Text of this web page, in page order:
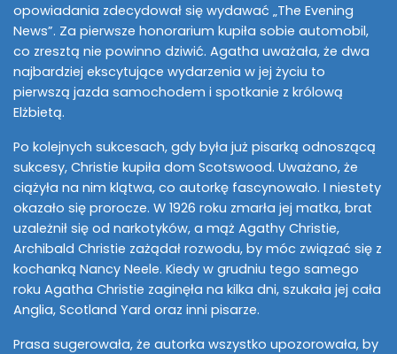
opowiadania zdecydował się wydawać „The Evening
News”. Za pierwsze honorarium kupiła sobie automobil,
co zresztą nie powinno dziwić. Agatha uważała, że dwa
najbardziej ekscytujące wydarzenia w jej życiu to
pierwszą jazda samochodem i spotkanie z królową
Elżbietą.
Po kolejnych sukcesach, gdy była już pisarką odnoszącą
sukcesy, Christie kupiła dom Scotswood. Uważano, że
ciążyła na nim klątwa, co autorkę fascynowało. I niestety
okazało się prorocze. W 1926 roku zmarła jej matka, brat
uzależnił się od narkotyków, a mąż Agathy Christie,
Archibald Christie zażądał rozwodu, by móc związać się z
kochanką Nancy Neele. Kiedy w grudniu tego samego
roku Agatha Christie zaginęła na kilka dni, szukała jej cała
Anglia, Scotland Yard oraz inni pisarze.
Prasa sugerowała, że autorka wszystko upozorowała, by